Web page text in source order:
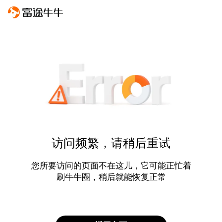
访问频繁，请稍后重试
您所要访问的页面不在这儿，它可能正忙着
刷牛牛圈，稍后就能恢复正常